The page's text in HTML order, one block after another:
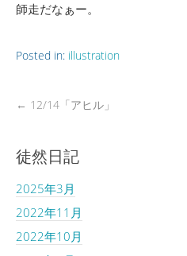
師走だなぁー。
Posted in: illustration
← 12/14「アヒル」
徒然日記
2025年3月
2022年11月
2022年10月